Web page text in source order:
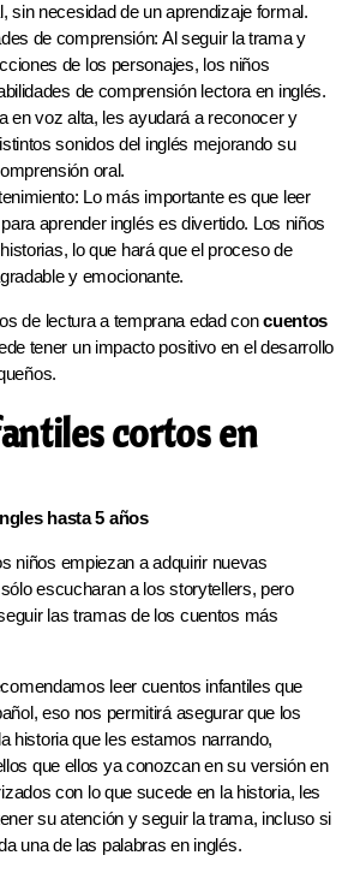
sin necesidad de un aprendizaje formal.
de comprensión: Al seguir la trama y
de los personajes, los niños
de comprensión lectora en inglés.
en voz alta, les ayudará a reconocer y
sonidos del inglés mejorando su
oral.
Lo más importante es que leer
aprender inglés es divertido. Los niños
lo que hará que el proceso de
y emocionante.
de lectura a temprana edad concuentos
tener un impacto positivo en el desarrollo
cortos en
hasta 5 años
niños empiezan a adquirir nuevas
escucharan a los storytellers, pero
las tramas de los cuentos más
leer cuentos infantiles que
eso nos permitirá asegurar que los
historia que les estamos narrando,
que ellos ya conozcan en su versión en
con lo que sucede en la historia, les
su atención y seguir la trama, incluso si
una de las palabras en inglés.